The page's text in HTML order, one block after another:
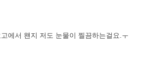
에서 왠지 저도 눈물이 찔끔하는걸요.ㅜ